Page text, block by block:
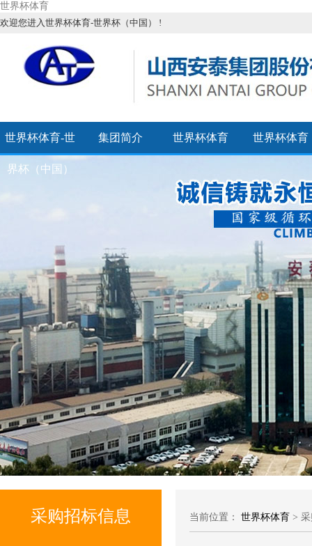
世界杯体育
欢迎您进入世界杯体育-世界杯（中国） !
世界杯体育-世
界杯（中国）
集团简介 世界杯体育 世界杯体育
采购招标信息 当前位置： 世界杯体育 >